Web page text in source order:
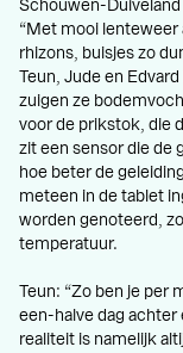
Schouwen-
“Met mooi lenteweer
rhizons, buisjes zo
Teun, Jude en
zuigen ze
voor de prikstok, die
zit een sensor die de
hoe beter de
meteen in de tablet
worden genoteerd,
temperatuur.
Teun: “Zo ben je per
een-halve dag achter
realiteit is namelijk